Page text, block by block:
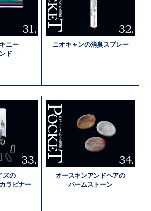
ニー
ド
ニオキャンの消臭スプレー
ズの
カラビナー
オースキンアンドヘアの
パームストーン